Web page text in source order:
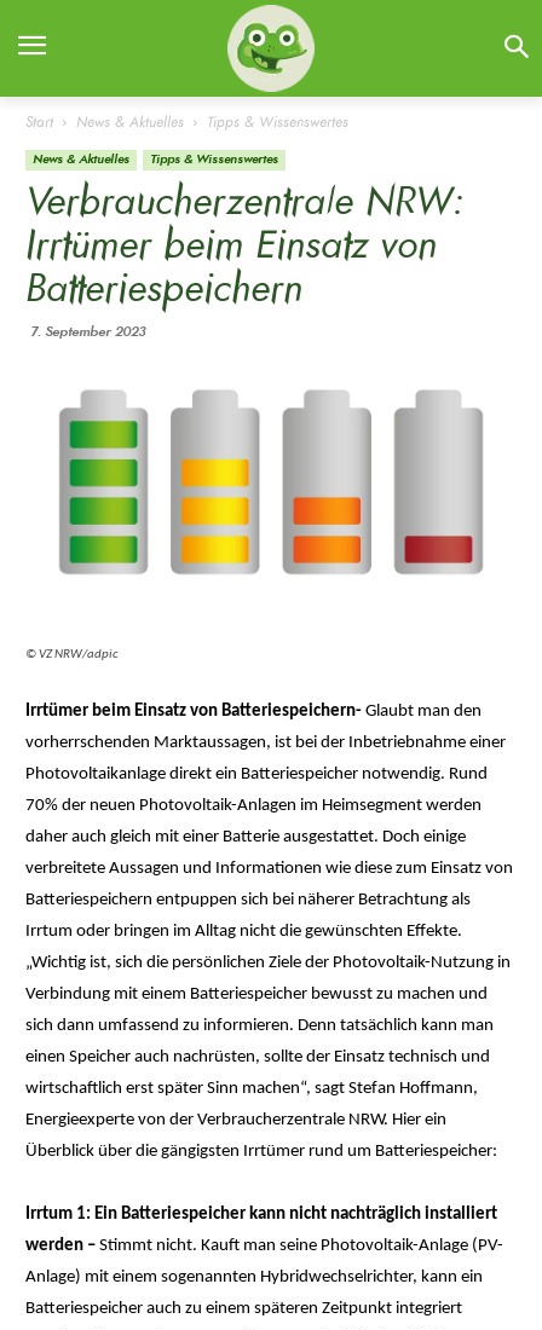
Start News & Aktuelles Tipps & Wissenswertes
News & Aktuelles Tipps & Wissenswertes
Verbraucherzentrale NRW:
Irrtümer beim Einsatz von
Batteriespeichern
7. September 2023
© VZ NRW/adpic
Irrtümer beim Einsatz von Batteriespeichern-Glaubt man den
vorherrschenden Marktaussagen, ist bei der Inbetriebnahme einer
Photovoltaikanlage direkt ein Batteriespeicher notwendig. Rund
70% der neuen Photovoltaik-Anlagen im Heimsegment werden
daher auch gleich mit einer Batterie ausgestattet. Doch einige
verbreitete Aussagen und Informationen wie diese zum Einsatz von
Batteriespeichern entpuppen sich bei näherer Betrachtung als
Irrtum oder bringen im Alltag nicht die gewünschten Effekte.
„Wichtig ist, sich die persönlichen Ziele der Photovoltaik-Nutzung in
Verbindung mit einem Batteriespeicher bewusst zu machen und
sich dann umfassend zu informieren. Denn tatsächlich kann man
einen Speicher auch nachrüsten, sollte der Einsatz technisch und
wirtschaftlich erst später Sinn machen“, sagt Stefan Hoffmann,
Energieexperte von der Verbraucherzentrale NRW. Hier ein
Überblick über die gängigsten Irrtümer rund um Batteriespeicher:
Irrtum 1: Ein Batteriespeicher kann nicht nachträglich installiert
werden –Stimmt nicht. Kauft man seine Photovoltaik-Anlage (PV-
Anlage) mit einem sogenannten Hybridwechselrichter, kann ein
Batteriespeicher auch zu einem späteren Zeitpunkt integriert